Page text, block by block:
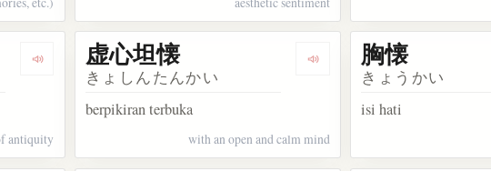
Dengarkan kosakata 旧懐
antiquity
Dengarkan kosakata 虚心坦懐
虚心坦懐
きょしんたんかい
berpikiran terbuka
with an open and calm mind
胸懐
きょうかい
isi hati